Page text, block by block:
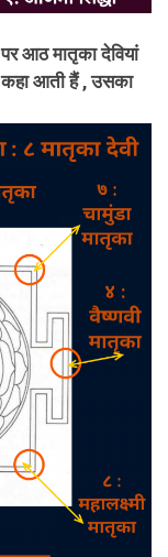
आठ मातृका देवियां
कहा आती हैं , उसका